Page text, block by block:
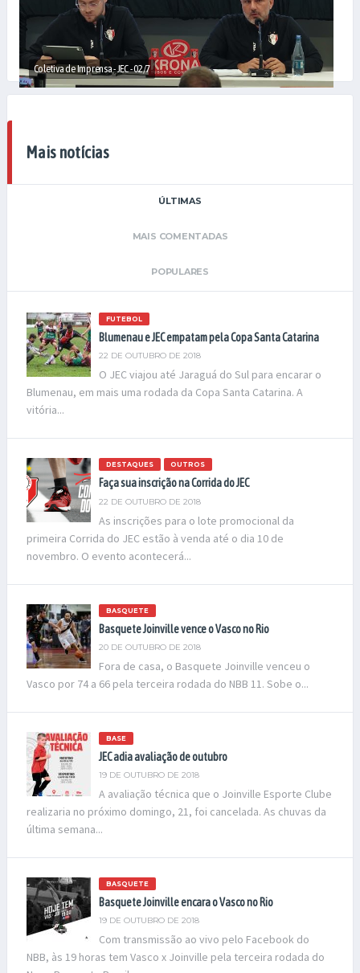
Coletiva de Imprensa - JEC - 02/7
Mais notícias
ÚLTIMAS
MAIS COMENTADAS
POPULARES
FUTEBOL
Blumenau e JEC empatam pela Copa Santa Catarina
22 DE OUTUBRO DE 2018
O JEC viajou até Jaraguá do Sul para encarar o
Blumenau, em mais uma rodada da Copa Santa Catarina. A
vitória...
DESTAQUES OUTROS
Faça sua inscrição na Corrida do JEC
22 DE OUTUBRO DE 2018
As inscrições para o lote promocional da
primeira Corrida do JEC estão à venda até o dia 10 de
novembro. O evento acontecerá...
BASQUETE
Basquete Joinville vence o Vasco no Rio
20 DE OUTUBRO DE 2018
Fora de casa, o Basquete Joinville venceu o
Vasco por 74 a 66 pela terceira rodada do NBB 11. Sobe o...
BASE
JEC adia avaliação de outubro
19 DE OUTUBRO DE 2018
A avaliação técnica que o Joinville Esporte Clube
realizaria no próximo domingo, 21, foi cancelada. As chuvas da
última semana...
BASQUETE
Basquete Joinville encara o Vasco no Rio
19 DE OUTUBRO DE 2018
Com transmissão ao vivo pelo Facebook do
NBB, às 19 horas tem Vasco x Joinville pela terceira rodada do